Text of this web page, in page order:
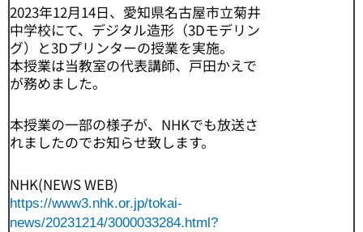
2023年12月14日、愛知県名古屋市立菊井
中学校にて、デジタル造形（3Dモデリン
グ）と3Dプリンターの授業を実施。
本授業は当教室の代表講師、戸田かえで
が務めました。
本授業の一部の様子が、NHKでも放送さ
れましたのでお知らせ致します。
NHK(NEWS WEB)
https://www3.nhk.or.jp/tokai-
news/20231214/3000033284.html?